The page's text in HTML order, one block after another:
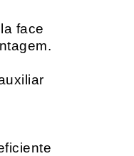
face